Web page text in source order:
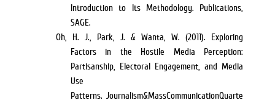
Introduction to Its Methodology.
Publications,
SAGE.
Oh, H. J., Park, J. & Wanta, W. (2011). Exploring
Factors in the Hostile Media Perception:
Partisanship, Electoral Engagement, and Media
Use
Patterns.Journalism&MassCommunicationQuarte